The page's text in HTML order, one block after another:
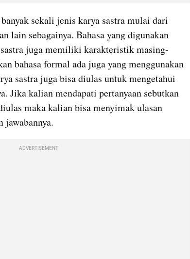
banyak sekali jenis karya sastra mulai dari
lain sebagainya. Bahasa yang digunakan
juga memiliki karakteristik masing-
bahasa formal ada juga yang menggunakan
sastra juga bisa diulas untuk mengetahui
Jika kalian mendapati pertanyaan sebutkan
maka kalian bisa menyimak ulasan
ADVERTISEMENT